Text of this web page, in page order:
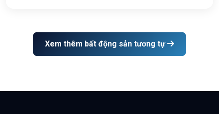
Xem thêm bất động sản tương tự